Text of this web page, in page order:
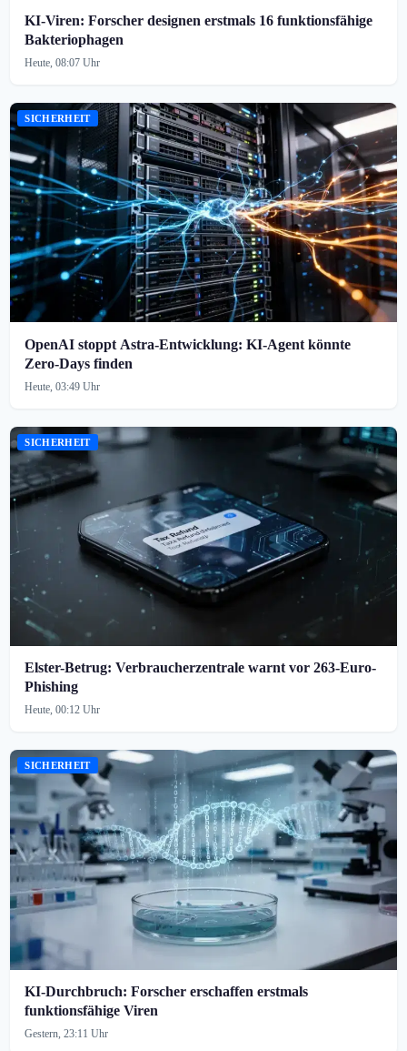
KI-Viren: Forscher designen erstmals 16 funktionsfähige
Bakteriophagen
Heute, 08:07 Uhr
SICHERHEIT
OpenAI stoppt Astra-Entwicklung: KI-Agent könnte
Zero-Days finden
Heute, 03:49 Uhr
SICHERHEIT
Elster-Betrug: Verbraucherzentrale warnt vor 263-Euro-
Phishing
Heute, 00:12 Uhr
SICHERHEIT
KI-Durchbruch: Forscher erschaffen erstmals
funktionsfähige Viren
Gestern, 23:11 Uhr